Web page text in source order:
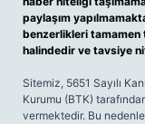
paylaşım
benzerlikleri
halindedir ve tavsiye
Sitemiz, 5651 Sayılı
Kurumu (BTK)
vermektedir. Bu